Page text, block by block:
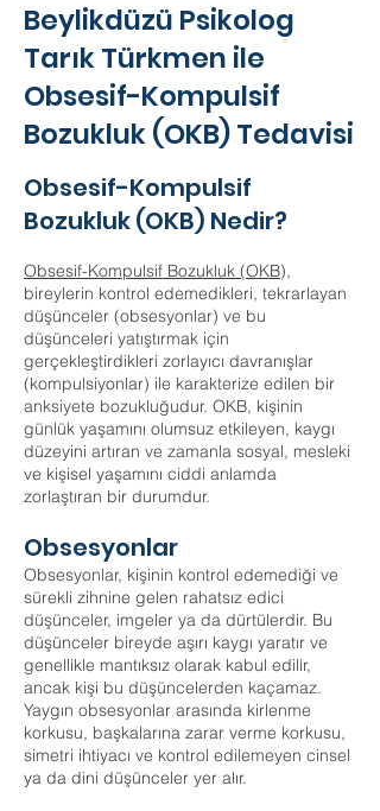
Beylikdüzü Psikolog
Tarık Türkmen ile
Obsesif-Kompulsif
Bozukluk (OKB) Tedavisi
Obsesif-Kompulsif
Bozukluk (OKB) Nedir?
Obsesif-Kompulsif Bozukluk (OKB),
bireylerin kontrol edemedikleri, tekrarlayan
düşünceler (obsesyonlar) ve bu
düşünceleri yatıştırmak için
gerçekleştirdikleri zorlayıcı davranışlar
(kompulsiyonlar) ile karakterize edilen bir
anksiyete bozukluğudur. OKB, kişinin
günlük yaşamını olumsuz etkileyen, kaygı
düzeyini artıran ve zamanla sosyal, mesleki
ve kişisel yaşamını ciddi anlamda
zorlaştıran bir durumdur.
Obsesyonlar
Obsesyonlar, kişinin kontrol edemediği ve
sürekli zihnine gelen rahatsız edici
düşünceler, imgeler ya da dürtülerdir. Bu
düşünceler bireyde aşırı kaygı yaratır ve
genellikle mantıksız olarak kabul edilir,
ancak kişi bu düşüncelerden kaçamaz.
Yaygın obsesyonlar arasında kirlenme
korkusu, başkalarına zarar verme korkusu,
simetri ihtiyacı ve kontrol edilemeyen cinsel
ya da dini düşünceler yer alır.